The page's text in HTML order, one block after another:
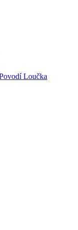
Loučka